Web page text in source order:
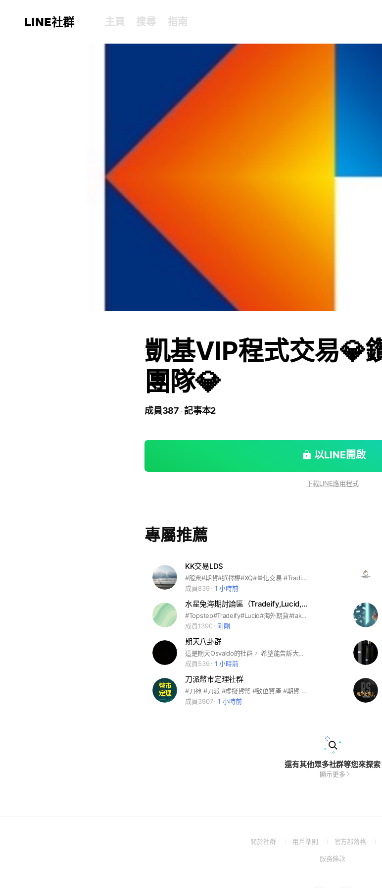
LINE社群 主頁 搜尋 指南
凱基VIP程式交易💎
團隊💎
成員387 記事本2
以LINE開啟
下載LINE應用程式
專屬推薦
KK交易LDS
#股票#期貨#選擇權#XQ#量化交易 #TradingView #multicharts #自動交易 #python #程式腳本 #程式交易 #XS #下單機#價平和#卷商報告#系統
成員839
1 小時前
水星兔海期討論區（Tradeify,Lucid,Apex, Topstep)
#Topstep#Tradeify#Lucid#海外期貨#takeproittrader#tpt#apex
成員1390
剛剛
期天八卦群
這是期天Osvaldo的社群， 希望能告訴大家正確的交易方式， 並告訴大家如何分辨各式交易真偽， 歡迎外面牛鬼蛇神的冥師來挑戰。
成員539
1 小時前
刀派幣市定理社群
#刀神 #刀派 #虛擬貨幣 #數位資產 #期貨 #網格 #自動交易
成員3907
1 小時前
還有其他眾多社群等您來探索
顯示更多
關於社群
(Open用戶準則
(Open
a
官方部落格
服務條款(Open